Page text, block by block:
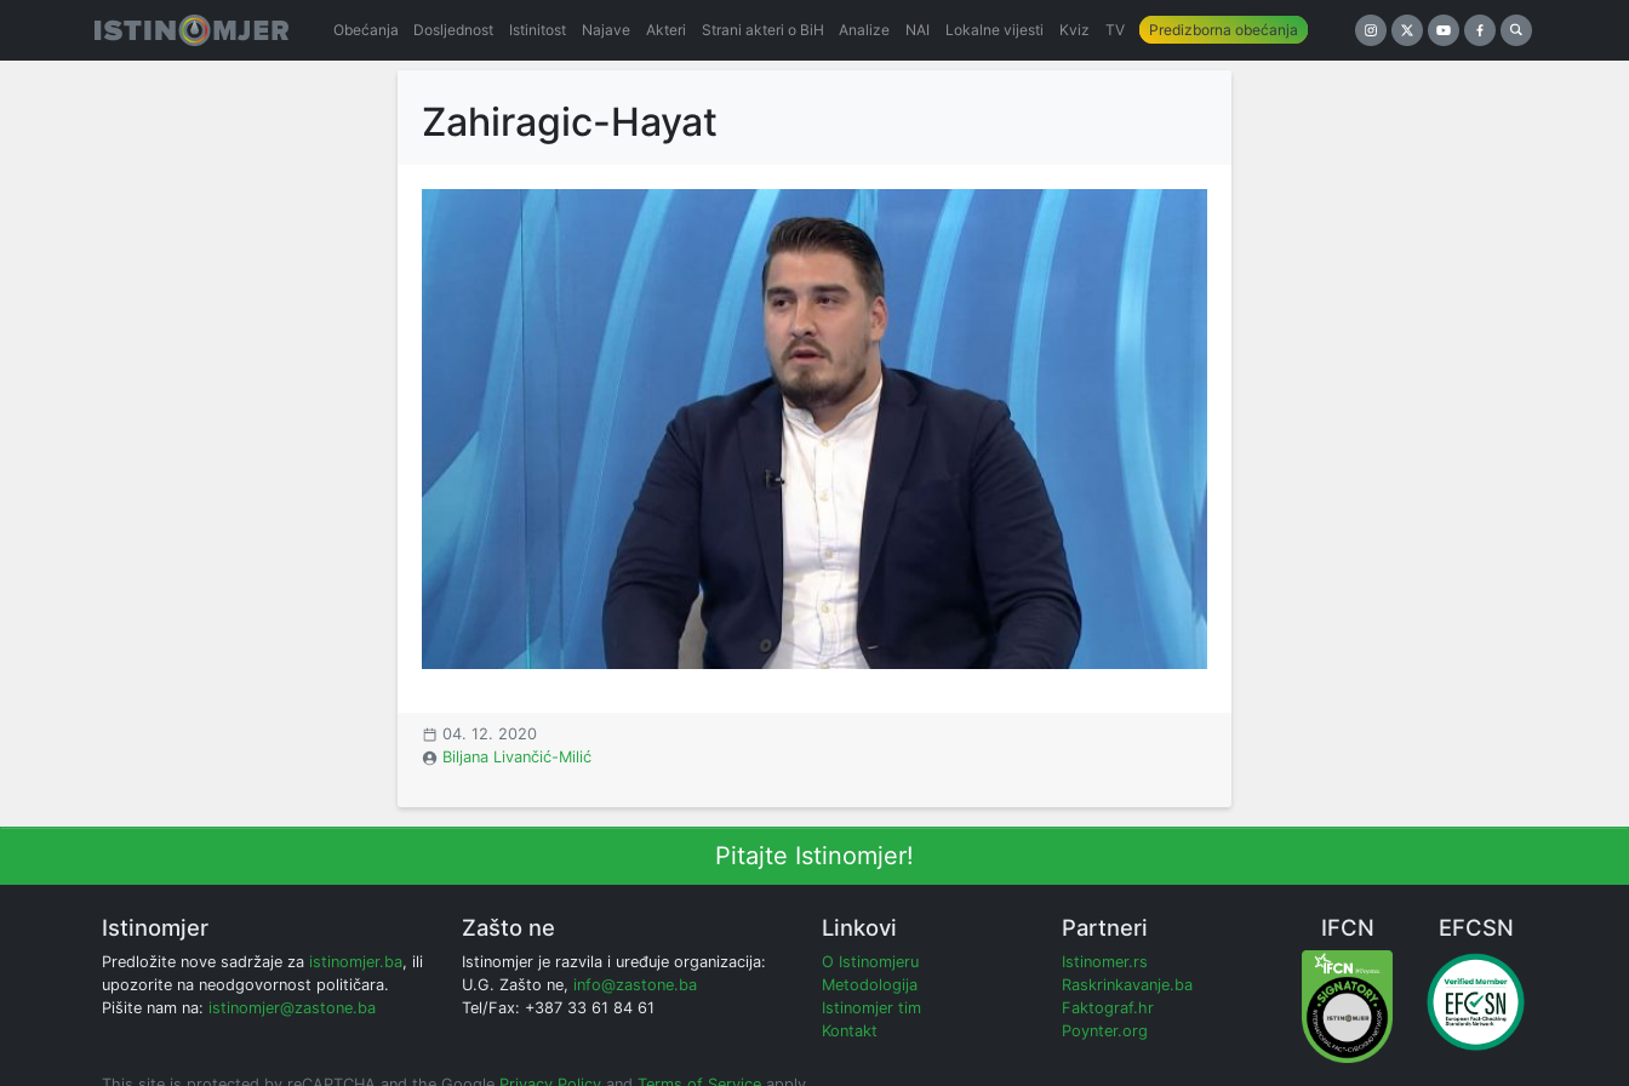
Obećanja Dosljednost Istinitost Najave Akteri Strani akteri o BiH Analize NAI Lokalne vijesti Kviz TV Predizborna obećanja
Zahiragic-Hayat
04. 12. 2020
Biljana Livančić-Milić
Pitajte Istinomjer!
Istinomjer
Predložite nove sadržaje za istinomjer.ba, ili
upozorite na neodgovornost političara.
Pišite nam na: istinomjer@zastone.ba
Zašto ne
Istinomjer je razvila i uređuje organizacija:
U.G. Zašto ne, info@zastone.ba
Tel/Fax: +387 33 61 84 61
Linkovi
O Istinomjeru
Metodologija
Istinomjer tim
Kontakt
Partneri
Istinomer.rs
Raskrinkavanje.ba
Faktograf.hr
Poynter.org
IFCN EFCSN